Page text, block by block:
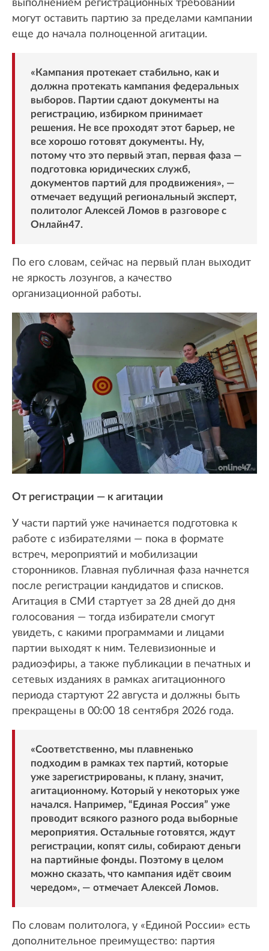
выполнением регистрационных требований
могут оставить партию за пределами кампании
еще до начала полноценной агитации.
«Кампания протекает стабильно, как и
должна протекать кампания федеральных
выборов. Партии сдают документы на
регистрацию, избирком принимает
решения. Не все проходят этот барьер, не
все хорошо готовят документы. Ну,
потому что это первый этап, первая фаза —
подготовка юридических служб,
документов партий для продвижения», —
отмечает ведущий региональный эксперт,
политолог Алексей Ломов в разговоре с
Онлайн47.
По его словам, сейчас на первый план выходит
не яркость лозунгов, а качество
организационной работы.
От регистрации — к агитации
У части партий уже начинается подготовка к
работе с избирателями — пока в формате
встреч, мероприятий и мобилизации
сторонников. Главная публичная фаза начнется
после регистрации кандидатов и списков.
Агитация в СМИ стартует за 28 дней до дня
голосования — тогда избиратели смогут
увидеть, с какими программами и лицами
партии выходят к ним. Телевизионные и
радиоэфиры, а также публикации в печатных и
сетевых изданиях в рамках агитационного
периода стартуют 22 августа и должны быть
прекращены в 00:00 18 сентября 2026 года.
«Соответственно, мы плавненько
подходим в рамках тех партий, которые
уже зарегистрированы, к плану, значит,
агитационному. Который у некоторых уже
начался. Например, “Единая Россия” уже
проводит всякого разного рода выборные
мероприятия. Остальные готовятся, ждут
регистрации, копят силы, собирают деньги
на партийные фонды. Поэтому в целом
можно сказать, что кампания идёт своим
чередом», — отмечает Алексей Ломов.
По словам политолога, у «Единой России» есть
дополнительное преимущество: партия